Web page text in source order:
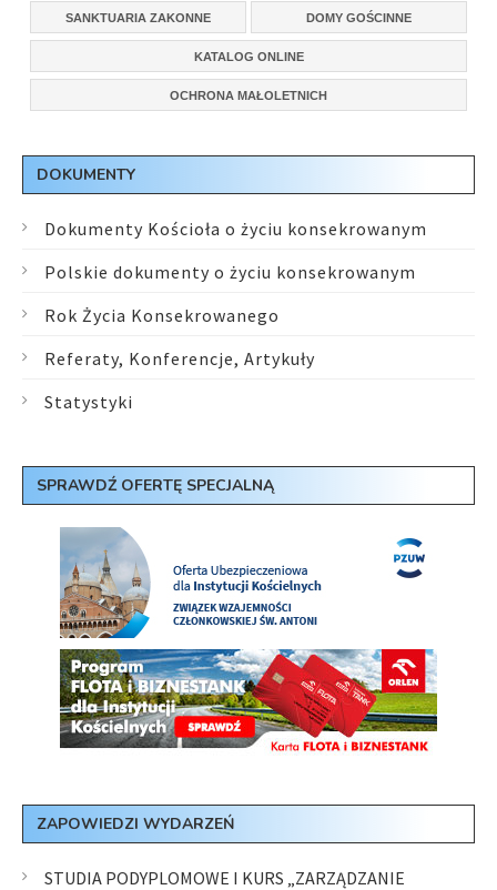
SANKTUARIA ZAKONNE DOMY GOŚCINNE
KATALOG ONLINE
OCHRONA MAŁOLETNICH
DOKUMENTY
Dokumenty Kościoła o życiu konsekrowanym
Polskie dokumenty o życiu konsekrowanym
Rok Życia Konsekrowanego
Referaty, Konferencje, Artykuły
Statystyki
SPRAWDŹ OFERTĘ SPECJALNĄ
ZAPOWIEDZI WYDARZEŃ
STUDIA PODYPLOMOWE I KURS „ZARZĄDZANIE